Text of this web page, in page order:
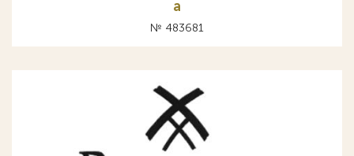
а
№ 483681